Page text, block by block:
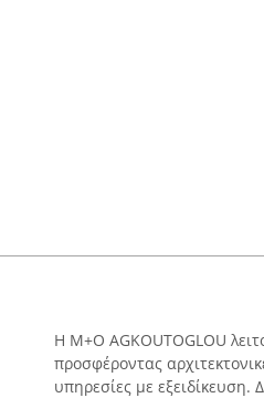
Η M+O AGKOUTOGLOU
προσφέροντας
υπηρεσίες με εξειδίκευση.